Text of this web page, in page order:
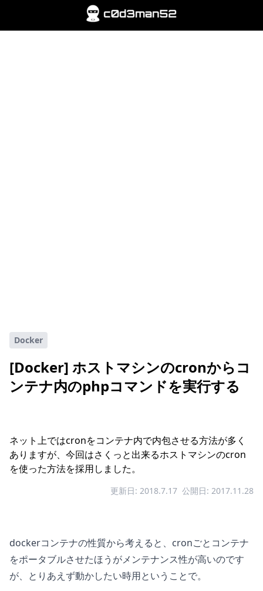
Docker
[Docker] ホストマシンのcronからコ
ンテナ内のphpコマンドを実行する
ネット上ではcronをコンテナ内で内包させる方法が多く
ありますが、今回はさくっと出来るホストマシンのcron
を使った方法を採用しました。
更新日: 2018.7.17 公開日: 2017.11.28
dockerコンテナの性質から考えると、cronごとコンテナ
をポータブルさせたほうがメンテナンス性が高いのです
が、とりあえず動かしたい時用ということで。